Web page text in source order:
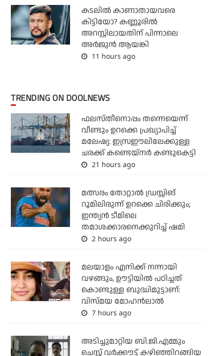
കടലില്‍ കാണാതായവരെ
കിട്ടിയോ? കണ്ണൂരില്‍
അറസ്റ്റിലായതിന് പിന്നാലെ
അര്‍ജുന്‍ ആയങ്കി
11 hours ago
TRENDING ON DOOLNEWS
ഫലസ്തീനൊപ്പം തന്നെയെന്ന്
വീണ്ടും ഉറക്കെ പ്രഖ്യാപിച്ച്
മലേഷ്യ: ഇസ്രഈലിലേക്കുള്ള
ചരക്ക് കണ്ടെയ്‌നര്‍ കണ്ടുകെട്ടി
21 hours ago
മത്സരം തോറ്റാല്‍ ഡ്രസ്സിങ്
റൂമിലിരുന്ന് ഉറക്കെ ചിരിക്കും;
ഇന്ത്യന്‍ ടീമിലെ
തമാശക്കാരനെക്കുറിച്ച് ഷമി
2 hours ago
മലയാളം എനിക്ക് നന്നായി
വഴങ്ങും, ഊട്ടിയില്‍ പഠിച്ചത്
കൊണ്ടുള്ള ബുദ്ധിമുട്ടാണ്:
വിസ്മയ മോഹന്‍ലാല്‍
7 hours ago
അടിച്ചുമാറ്റിയ ബി.ജി.എമ്മും
ചെസ്റ്റ് വര്‍ക്കൗട്ട് കഴിഞ്ഞിറങ്ങിയ